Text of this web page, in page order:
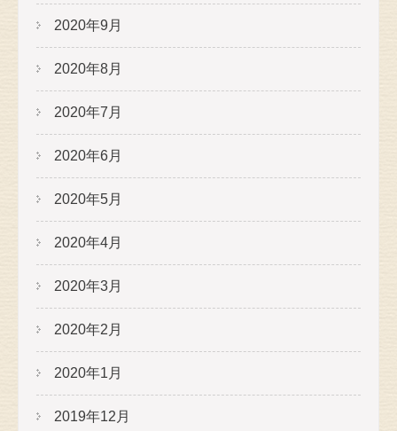
2020年9月
2020年8月
2020年7月
2020年6月
2020年5月
2020年4月
2020年3月
2020年2月
2020年1月
2019年12月